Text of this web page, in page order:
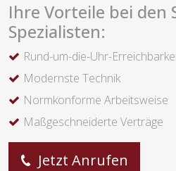
Ihre Vorteile bei den
Spezialisten:
Rund-um-die-Uhr-
Modernste Technik
Normkonforme Arbeitsweise
Maßgeschneiderte Verträge
Jetzt Anrufen